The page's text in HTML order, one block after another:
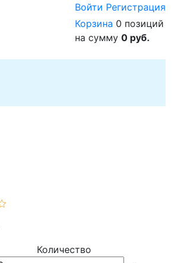
Войти Регистрация
Корзина 0 позиций
на сумму 0 руб.
Количество